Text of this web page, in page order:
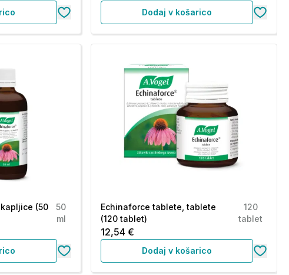
Dodaj v košarico
(50
50
ml
Echinaforce tablete, tablete
(120 tablet)
120
tablet
12,54 €
Dodaj v košarico